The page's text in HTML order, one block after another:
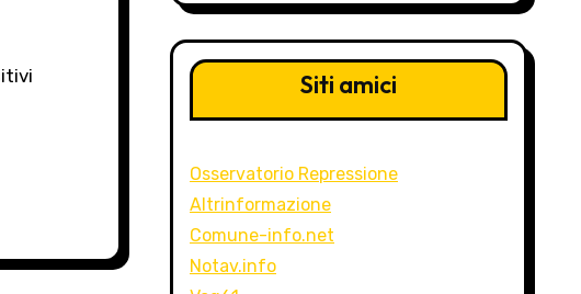
Siti amici
Osservatorio Repressione
Altrinformazione
Comune-info.net
Notav.info